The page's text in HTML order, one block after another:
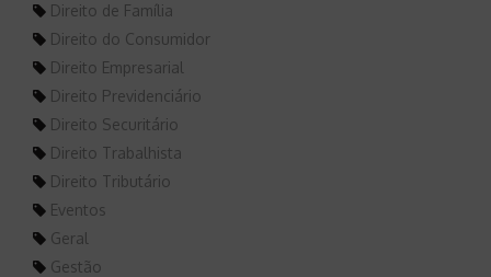
Direito de Família
Direito do Consumidor
Direito Empresarial
Direito Previdenciário
Direito Securitário
Direito Trabalhista
Direito Tributário
Eventos
Geral
Gestão